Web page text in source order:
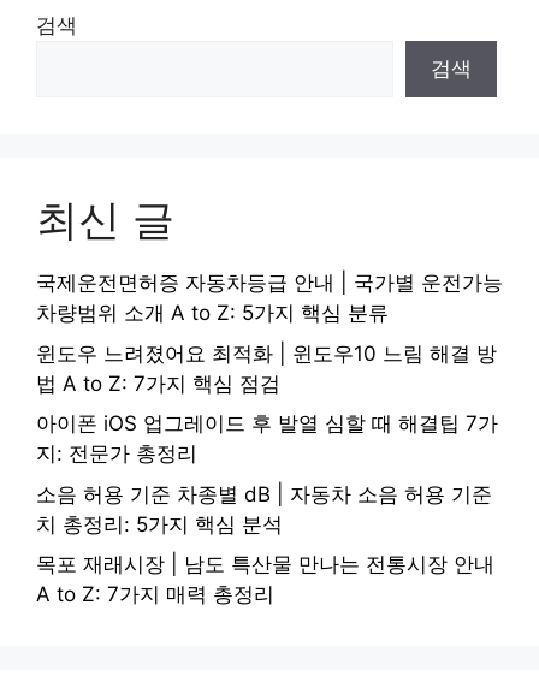
검색
검색
최신 글
국제운전면허증 자동차등급 안내 | 국가별 운전가능
차량범위 소개 A to Z: 5가지 핵심 분류
윈도우 느려졌어요 최적화 | 윈도우10 느림 해결 방
법 A to Z: 7가지 핵심 점검
아이폰 iOS 업그레이드 후 발열 심할 때 해결팁 7가
지: 전문가 총정리
소음 허용 기준 차종별 dB | 자동차 소음 허용 기준
치 총정리: 5가지 핵심 분석
목포 재래시장 | 남도 특산물 만나는 전통시장 안내
A to Z: 7가지 매력 총정리